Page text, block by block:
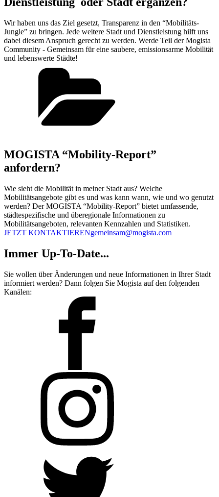
Wir haben uns das Ziel gesetzt, Transparenz in den “Mobilitäts-
Jungle” zu bringen. Jede weitere Stadt und Dienstleistung hilft uns
dabei diesem Anspruch gerecht zu werden. Werde Teil der Mogista
Community - Gemeinsam für eine saubere, emissionsarme Mobilität
und lebenswerte Städte!
MOGISTA “Mobility-Report”
anfordern?
Wie sieht die Mobilität in meiner Stadt aus? Welche
Mobilitätsangebote gibt es und was kann wann, wie und wo genutzt
werden? Der MOGISTA “Mobility-Report” bietet umfassende,
städtespezifische und überegionale Informationen zu
Mobilitätsangeboten, relevanten Kennzahlen und Statistiken.
JETZT KONTAKTIERENgemeinsam@mogista.com
Immer Up-To-Date...
Sie wollen über Änderungen und neue Informationen in Ihrer Stadt
informiert werden? Dann folgen Sie Mogista auf den folgenden
Kanälen: